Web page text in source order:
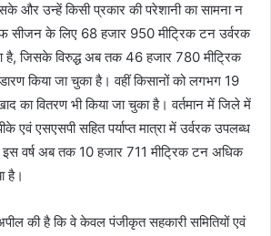
और उन्हें किसी प्रकार की परेशानी का सामना न
सीजन के लिए 68 हजार 950 मीट्रिक टन उर्वरक
है, जिसके विरुद्ध अब तक 46 हजार 780 मीट्रिक
किया जा चुका है। वहीं किसानों को लगभग 19
का वितरण भी किया जा चुका है। वर्तमान में जिले में
एवं एसएसपी सहित पर्याप्त मात्रा में उर्वरक उपलब्ध
इस वर्ष अब तक 10 हजार 711 मीट्रिक टन अधिक
है।
की है कि वे केवल पंजीकृत सहकारी समितियों एवं